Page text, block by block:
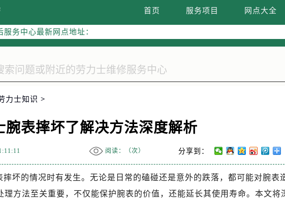
首页 服务项目 网点大全
区售后服务网络优化升级公告
官方售后客户服务热线：400-805-0023
务中心最新网点地址：
1号东方广场写字楼W3座6层602室（需提前预约）
号天津国际金融中心写字楼26层2603室（需提前预约）
299号宏伊国际广场写字楼8层806室（需提前预约）
号现代传媒中心写字楼5号楼10层1008室（需提前预约）
29号苏宁广场IFC国际金融中心写字楼35层3508室（需提前预约）
5号盐城金融城写字楼1号楼16层1604室（需提前预约）
399号置地商务中心东塔写字楼（华润万象城）17层1706室（需提前预约）
力士知识 >
腕表摔坏了解决方法深度解析
阅读：（次） 分享到：
坏的情况时有发生。无论是日常的磕碰还是意外的跌落，都可能对腕表
理方法至关重要，不仅能保护腕表的价值，还能延长其使用寿命。本文将